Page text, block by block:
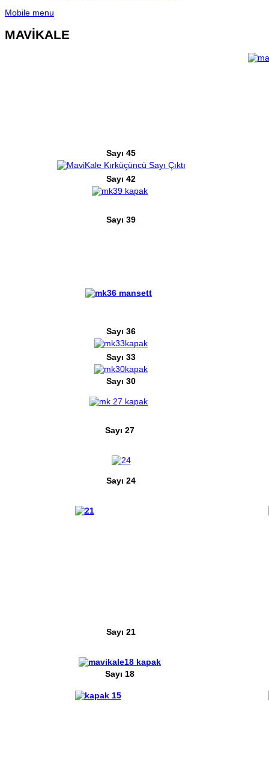
Mobile menu
MAVİKALE
Sayı 45
Sayı 42
Sayı 39
Sayı 36
Sayı 33
Sayı 30
Sayı 27
Sayı 24
Sayı 21
Sayı 18